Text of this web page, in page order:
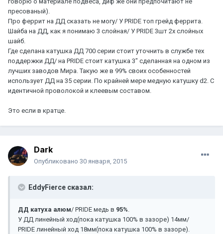
пресованый).
Про феррит на ДД сказать не могу/ У PRIDE топ грейд феррита.
Шайба на ДД, как я понимаю 3 слойная/ У PRIDE 3шт 2х слойных
шайб.
Где сделана катушка ДД 700 серии стоит уточнить в службе тех
поддержки ДД/ на PRIDE стоит катушка 3" сделанная на одном из
лучших заводов Мира. Такую же в 99% своих особенностей
использует ДД на 35 серии. По крайней мере медную катушку d2. С
идентичной проволокой и клеевым составом.
Это если в кратце.
Dark
Опубликовано 30 января, 2015
EddyFierce сказал:
ДД катуха алюм/ PRIDE медь в 95%.
У ДД линейный ход(пока катушка 100% в зазоре) 14мм/
PRIDE линейный ход 18мм(пока катушка 100% в зазоре).